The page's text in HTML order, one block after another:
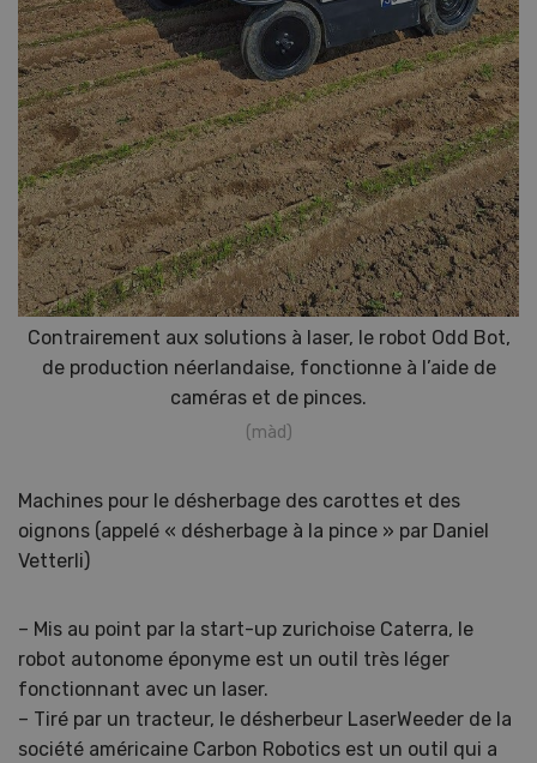
Contrairement aux solutions à laser, le robot Odd Bot,
de production néerlandaise, fonctionne à l’aide de
caméras et de pinces.
(màd)
Machines pour le désherbage des carottes et des
oignons (appelé « désherbage à la pince » par Daniel
Vetterli)
– Mis au point par la start-up zurichoise Caterra, le
robot autonome éponyme est un outil très léger
fonctionnant avec un laser.
– Tiré par un tracteur, le désherbeur LaserWeeder de la
société américaine Carbon Robotics est un outil qui a